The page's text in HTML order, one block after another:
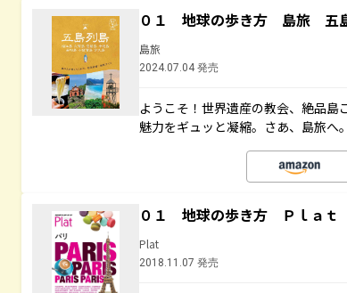
０１ 地球の歩き方 島旅 五
島旅
2024.07.04 発売
ようこそ！世界遺産の教会、絶品島
魅力をギュッと凝縮。さあ、島旅へ。
０１ 地球の歩き方 Ｐｌａｔ
Plat
2018.11.07 発売